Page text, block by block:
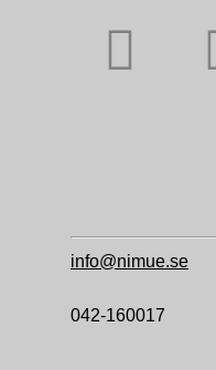
info@nimue.se
042-160017